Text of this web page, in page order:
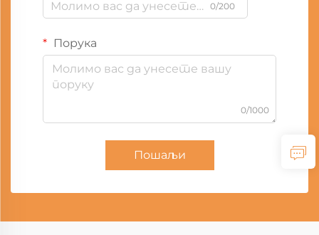
0/200
Порука
0/1000
Пошаљи